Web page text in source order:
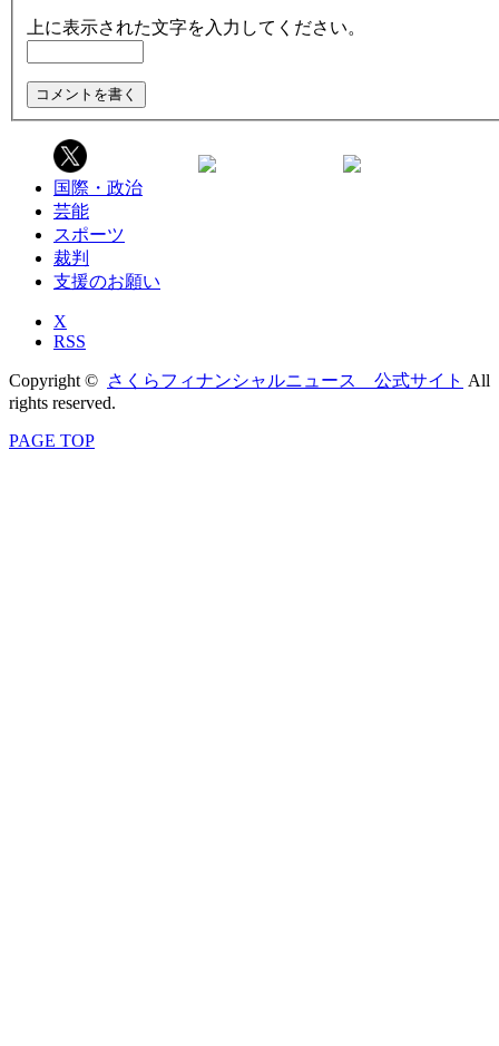
上に表示された文字を入力してください。
国際・政治
芸能
スポーツ
裁判
支援のお願い
X
RSS
Copyright © さくらフィナンシャルニュース 公式サイト All
rights reserved.
PAGE TOP